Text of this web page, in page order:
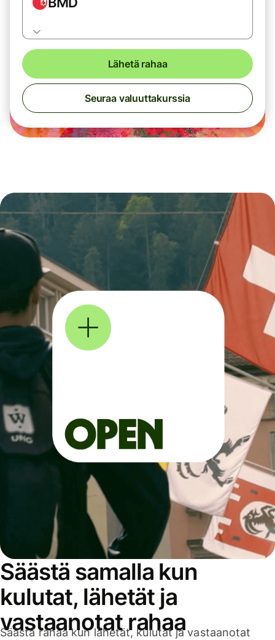
Lähetä rahaa
Seuraa valuuttakurssia
Säästä samalla kun
kulutat, lähetät ja
vastaanotat rahaa
Säästä rahaa kun lähetät, kulutat ja vastaanotat